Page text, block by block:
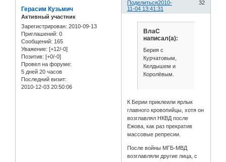
Поделиться 32
2010-
11-04 13:41:31
Герасим Кузьмич
Активный участник
Зарегистрирован: 2010-09-13
Приглашений: 0
Сообщений: 165
Уважение: [+12/-0]
Позитив: [+0/-0]
Провел на форуме:
5 дней 20 часов
Последний визит:
2010-12-03 20:50:06
ВлаС
написал(а):
Берия с
Курчатовым,
Келдышем и
Королёвым.
К Берии приклеили ярлык
главного кровопийцы, хотя он
возглавлял НКВД после
Ежова, как раз прекратив
массовые репресии.
После войны МГБ-МВД
возглавляли другие лица, с